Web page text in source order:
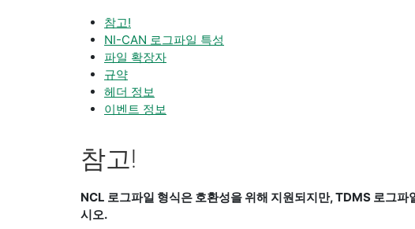
참고!
NI-CAN 로그파일 특성
파일 확장자
규약
헤더 정보
이벤트 정보
참고!
NCL 로그파일 형식은 호환성을 위해 지원되지만, TDMS 로그
시오.